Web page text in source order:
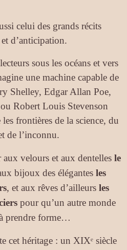
celui des grands récits
d’anticipation.
sous les océans et vers
une machine capable de
Shelley, Edgar Allan Poe,
Robert Louis Stevenson
frontières de la science, du
de l’inconnu.
velours et aux dentelles le
bijoux des élégantes les
, et aux rêves d’ailleurs les
pour qu’un autre monde
prendre forme…
cet héritage : un XIXᵉ siècle